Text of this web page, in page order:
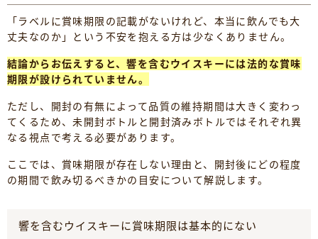
「ラベルに賞味期限の記載がないけれど、本当に飲んでも大
丈夫なのか」という不安を抱える方は少なくありません。
結論からお伝えすると、響を含むウイスキーには法的な賞味
期限が設けられていません。
ただし、開封の有無によって品質の維持期間は大きく変わっ
てくるため、未開封ボトルと開封済みボトルではそれぞれ異
なる視点で考える必要があります。
ここでは、賞味期限が存在しない理由と、開封後にどの程度
の期間で飲み切るべきかの目安について解説します。
響を含むウイスキーに賞味期限は基本的にない